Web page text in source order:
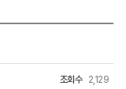
조회수 2,129